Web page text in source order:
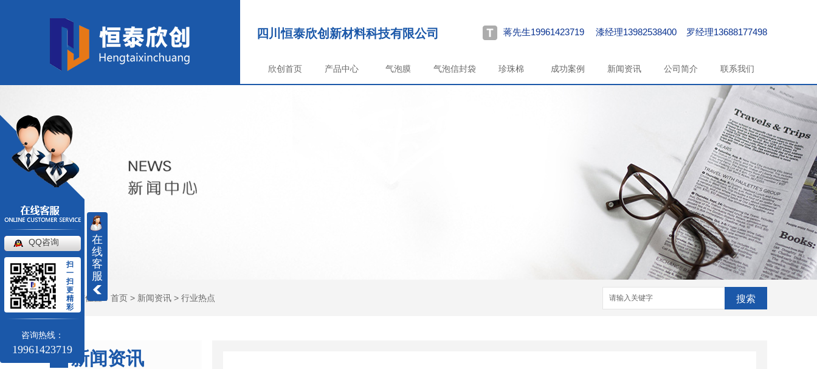
四川恒泰欣创新材料科技有限公司 蒋先生19961423719 漆经理13982538400 罗经理13688177498
欣创首页 产品中心 气泡膜 气泡信封袋 珍珠棉 成功案例 新闻资讯 公司简介 联系我们
当前位置： 首页 > 新闻资讯 > 行业热点 搜索
新闻资讯
在
线
客
服
QQ咨询
扫
一
扫
更
精
彩
咨询热线：
19961423719